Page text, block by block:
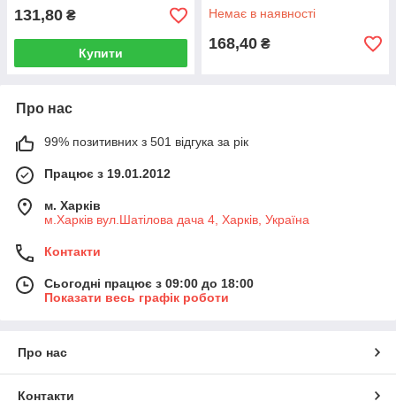
131,80 ₴
Купити
Немає в наявності
168,40 ₴
Про нас
99% позитивних з 501 відгука за рік
Працює з 19.01.2012
м. Харків
м.Харків вул.Шатілова дача 4, Харків, Україна
Контакти
Сьогодні працює з 09:00 до 18:00
Показати весь графік роботи
Про нас
Контакти